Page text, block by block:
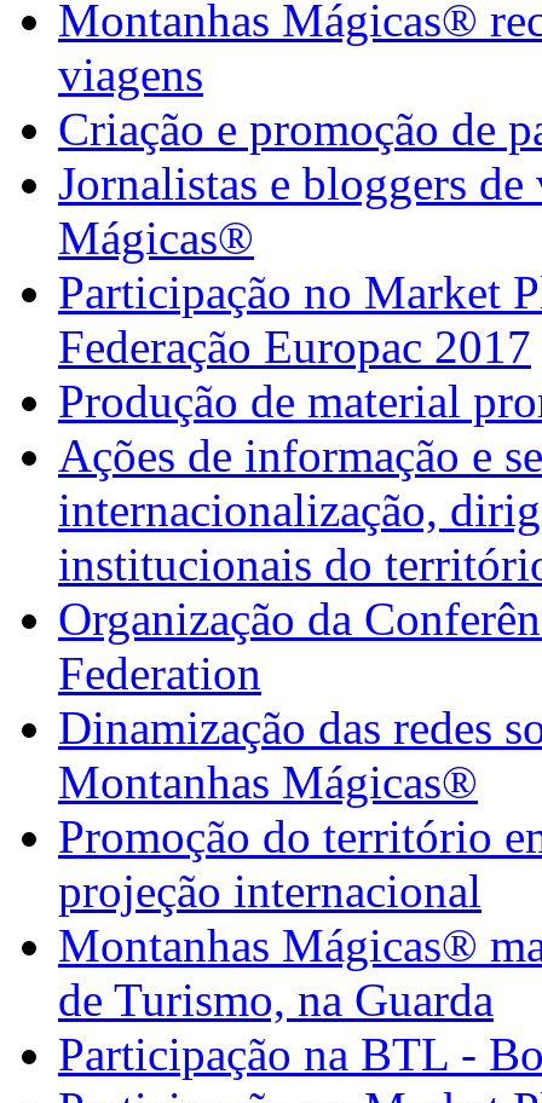
Montanhas Mágicas®
viagens
Criação e promoção de
Jornalistas e bloggers
Mágicas®
Participação no Market
Federação Europac 2017
Produção de material
Ações de informação e
internacionalização,
institucionais do
Organização da
Federation
Dinamização das redes
Montanhas Mágicas®
Promoção do território
projeção internacional
Montanhas Mágicas®
de Turismo, na Guarda
Participação na BTL -